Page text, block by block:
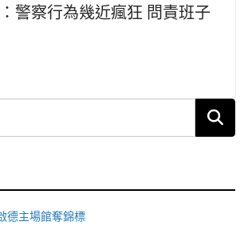
警察行為幾近瘋狂 問責班子
德主場館奪錦標